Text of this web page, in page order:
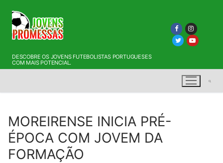
para
conteúdo
DESCOBRE OS JOVENS FUTEBOLISTAS PORTUGUESES
COM MAIS POTENCIAL.
Pesquisar por:
MOREIRENSE INICIA PRÉ-
ÉPOCA COM JOVEM DA
FORMAÇÃO